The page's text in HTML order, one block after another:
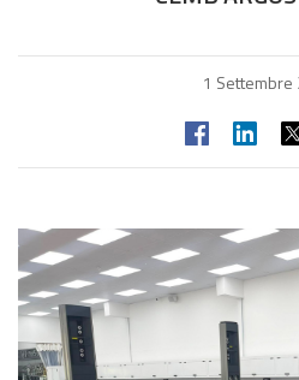
1 Settembre